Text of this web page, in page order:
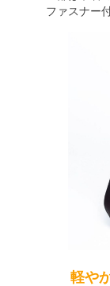
ファスナー
軽や